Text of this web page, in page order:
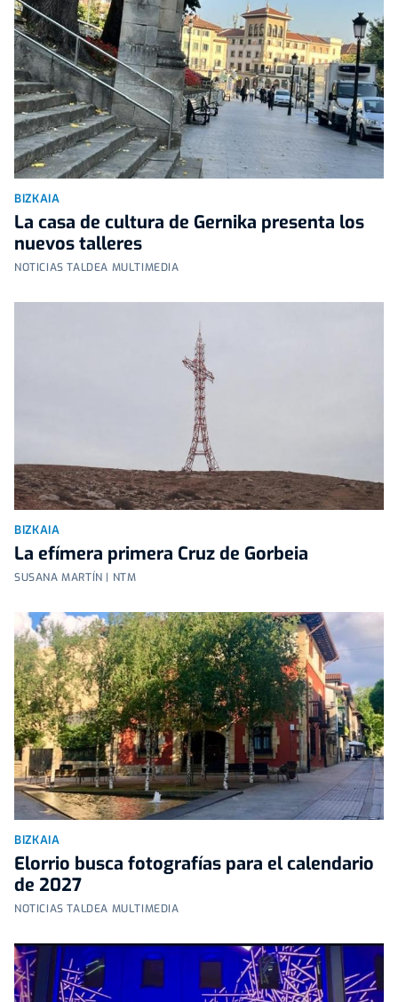
BIZKAIA
La casa de cultura de Gernika presenta los
nuevos talleres
NOTICIAS TALDEA MULTIMEDIA
BIZKAIA
La efímera primera Cruz de Gorbeia
SUSANA MARTÍN | NTM
BIZKAIA
Elorrio busca fotografías para el calendario
de 2027
NOTICIAS TALDEA MULTIMEDIA